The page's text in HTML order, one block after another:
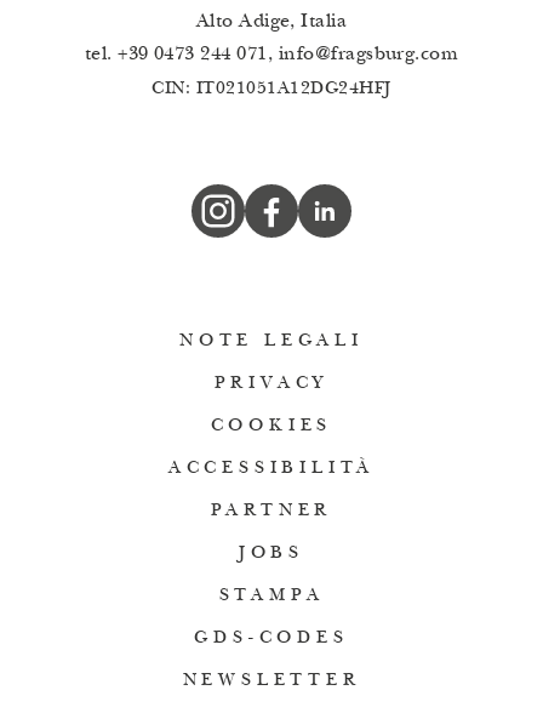
Alto Adige, Italia
tel.+39 0473 244 071, info@fragsburg.com
CIN: IT021051A12DG24HFJ
NOTE LEGALI
PRIVACY
COOKIES
ACCESSIBILITÀ
PARTNER
JOBS
STAMPA
GDS-CODES
NEWSLETTER